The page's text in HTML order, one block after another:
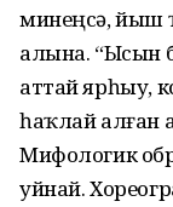
минеңсә, йыш
алына. “Ысын
аттай ярһыу,
һаҡлай алған
Мифологик
уйнай.